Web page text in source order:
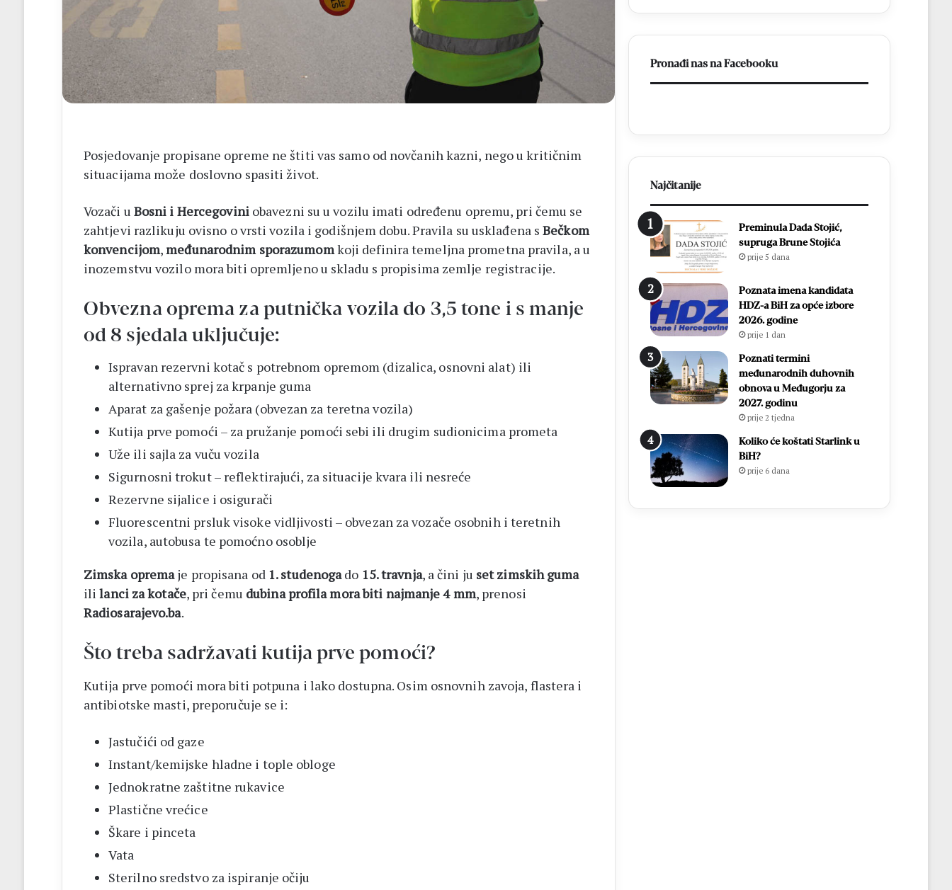
Posjedovanje propisane opreme ne štiti vas samo od novčanih kazni, nego u kritičnim
situacijama može doslovno spasiti život.
Vozači u Bosni i Hercegovini obavezni su u vozilu imati određenu opremu, pri čemu se
zahtjevi razlikuju ovisno o vrsti vozila i godišnjem dobu. Pravila su usklađena sBečkom
konvencijom,međunarodnim sporazumomkoji definira temeljna prometna pravila, a u
inozemstvu vozilo mora biti opremljeno u skladu s propisima zemlje registracije.
Obvezna oprema za putnička vozila do 3,5 tone i s manje
od 8 sjedala uključuje:
Ispravan rezervni kotač s potrebnom opremom (dizalica, osnovni alat) ili
alternativno sprej za krpanje guma
Aparat za gašenje požara (obvezan za teretna vozila)
Kutija prve pomoći – za pružanje pomoći sebi ili drugim sudionicima prometa
Uže ili sajla za vuču vozila
Sigurnosni trokut – reflektirajući, za situacije kvara ili nesreće
Rezervne sijalice i osigurači
Fluorescentni prsluk visoke vidljivosti – obvezan za vozače osobnih i teretnih
vozila, autobusa te pomoćno osoblje
Zimska opremaje propisana od 1. studenogado 15. travnja, a čini ju set zimskih guma
ililanci za kotače, pri čemu dubina profila mora biti najmanje 4 mm, prenosi
Radiosarajevo.ba.
Što treba sadržavati kutija prve pomoći?
Kutija prve pomoći mora biti potpuna i lako dostupna. Osim osnovnih zavoja, flastera i
antibiotske masti, preporučuje se i:
Jastučići od gaze
Instant/kemijske hladne i tople obloge
Jednokratne zaštitne rukavice
Plastične vrećice
Škare i pinceta
Vata
Sterilno sredstvo za ispiranje očiju
Pronađi nas na Facebooku
Najčitanije
Preminula Dada Stojić,
supruga Brune Stojića
prije 5 dana
Poznata imena kandidata
HDZ-a BiH za opće izbore
2026. godine
prije 1 dan
Poznati termini
međunarodnih duhovnih
obnova u Međugorju za
2027. godinu
prije 2 tjedna
Koliko će koštati Starlink u
BiH?
prije 6 dana